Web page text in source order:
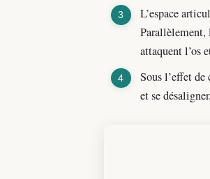
L’espace
Parallèlement,
attaquent l’os
Sous l’effet
et se désaligner.